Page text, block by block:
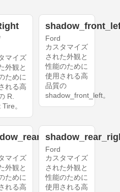
マイズ
外観と
ために
れる高
R.
。
Ford
カスタマイズ
された外観と
性能のために
使用される高
品質の
shadow_front_left。
マイズ
外観と
ために
れる高
Ford
カスタマイズ
された外観と
性能のために
使用される高